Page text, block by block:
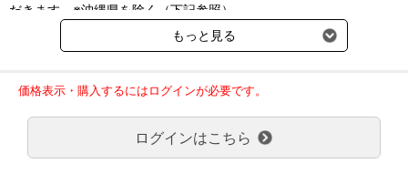
だきます。※沖縄県を除く（下記参照）
※2017年11月14日（火）より沖縄県へのお届けにつきましては、1
回のご注文金額（税込）が、30,000円以上で配送無料となります。
ご了承のほどよろしくお願い致します。
弊社都合でお届けが２回以上に分かれる場合の送料負担は、１回分
のみで新たな送料は発生しません。
大型商品送料が必要な商品をご注文の場合は、大型商品送料のみご
負担頂きます。
もっと見る
価格表示・購入するにはログインが必要です。
ログインはこちら